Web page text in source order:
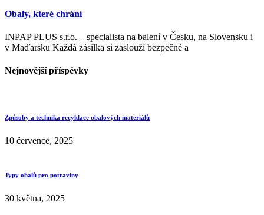
Obaly, které chrání
INPAP PLUS s.r.o. – specialista na balení v Česku, na Slovensku i
v Maďarsku Každá zásilka si zaslouží bezpečné a
Nejnovější příspěvky
Způsoby a technika recyklace obalových materiálů
10 července, 2025
Typy obalů pro potraviny
30 května, 2025